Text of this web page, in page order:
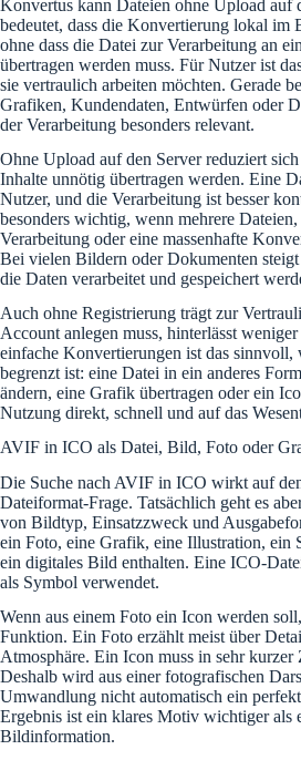
Konvertus kann Dateien ohne Upload auf
bedeutet, dass die Konvertierung lokal im
ohne dass die Datei zur Verarbeitung an
übertragen werden muss. Für Nutzer ist
sie vertraulich arbeiten möchten. Gerade
Grafiken, Kundendaten, Entwürfen oder
der Verarbeitung besonders relevant.
Ohne Upload auf den Server reduziert
Inhalte unnötig übertragen werden. Eine
Nutzer, und die Verarbeitung ist besser
besonders wichtig, wenn mehrere
Verarbeitung oder eine massenhafte
Bei vielen Bildern oder Dokumenten
die Daten verarbeitet und gespeichert
Auch ohne Registrierung trägt zur
Account anlegen muss, hinterlässt
einfache Konvertierungen ist das
begrenzt ist: eine Datei in ein anderes
ändern, eine Grafik übertragen oder ein
Nutzung direkt, schnell und auf das
AVIF in ICO als Datei, Bild, Foto oder
Die Suche nach AVIF in ICO wirkt auf
Dateiformat-Frage. Tatsächlich geht es
von Bildtyp, Einsatzzweck und
ein Foto, eine Grafik, eine Illustration, ein
ein digitales Bild enthalten. Eine ICO-
als Symbol verwendet.
Wenn aus einem Foto ein Icon werden
Funktion. Ein Foto erzählt meist über
Atmosphäre. Ein Icon muss in sehr kurzer
Deshalb wird aus einer fotografischen
Umwandlung nicht automatisch ein
Ergebnis ist ein klares Motiv wichtiger als
Bildinformation.